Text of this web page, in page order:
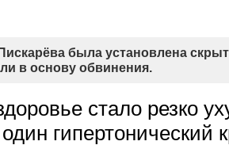
была установлена
в основу обвинения.
стало резко